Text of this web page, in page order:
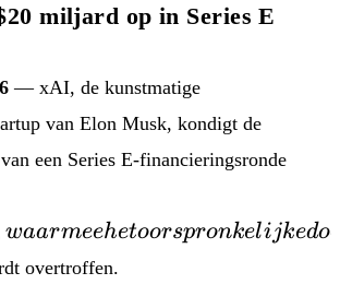
miljard op in Series E
— xAI, de kunstmatige
van Elon Musk, kondigt de
een Series E-financieringsronde
het
waarmeehetoorspronkelijkedoe
overtroffen.